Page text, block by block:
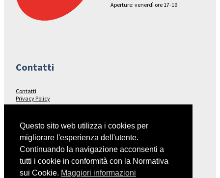
Aperture: venerdì ore 17-19
Contatti
Contatti
Privacy Policy
Seguici su…
Facebook
Questo sito web utilizza i cookies per
migliorare l'esperienza dell'utente.
Continuando la navigazione acconsenti a
tutti i cookie in conformità con la Normativa
sui Cookie. Maggiori informazioni